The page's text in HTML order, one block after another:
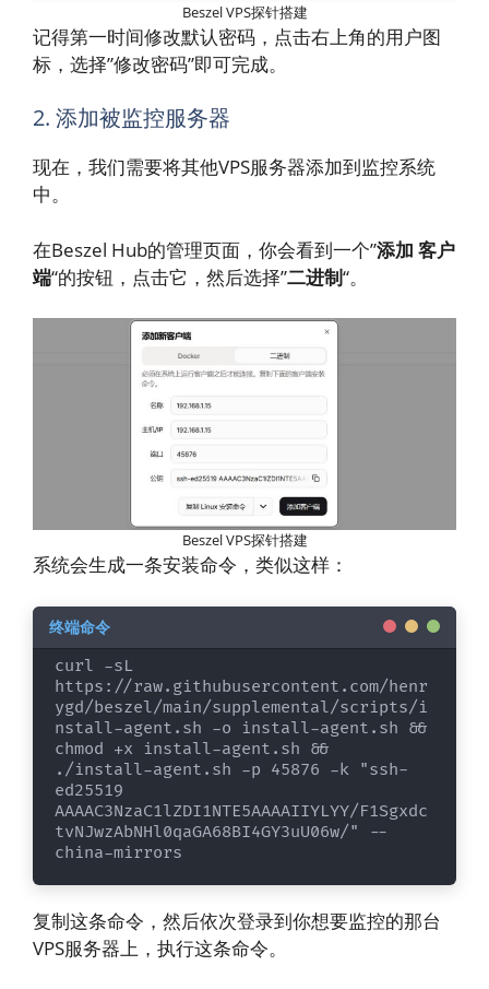
Beszel VPS探针搭建
记得第一时间修改默认密码，点击右上角的用户图
标，选择”修改密码”即可完成。
2. 添加被监控服务器
现在，我们需要将其他VPS服务器添加到监控系统
中。
在Beszel Hub的管理页面，你会看到一个”添加 客户
端“的按钮，点击它，然后选择”二进制“。
Beszel VPS探针搭建
系统会生成一条安装命令，类似这样：
curl -sL
https://raw.githubusercontent.com/henr
ygd/beszel/main/supplemental/scripts/i
nstall-agent.sh -o install-agent.sh &&
chmod +x install-agent.sh &&
./install-agent.sh -p 45876 -k "ssh-
ed25519
AAAAC3NzaC1lZDI1NTE5AAAAIIYLYY/F1Sgxdc
tvNJwzAbNHl0qaGA68BI4GY3uU06w/" --
china-mirrors
复制这条命令，然后依次登录到你想要监控的那台
VPS服务器上，执行这条命令。